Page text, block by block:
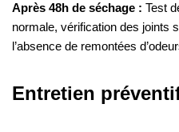
Après 48h de séchage : Test
normale, vérification des joints
l’absence de remontées
Entretien